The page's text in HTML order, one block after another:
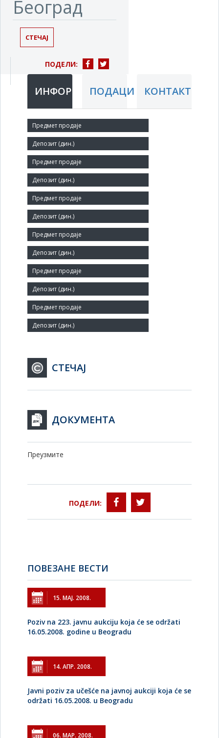
Београд
СТЕЧАЈ
ПОДЕЛИ:
ИНФОРМАЦИЈЕПОДАЦИ КОНТАКТ
Краћи назив:
INEKS SECURITY INTERNATIONAL BUSINESS
Правни статус:
ДОО
Делатност:
Услуге система обезбеђења
Матични број:
17074881
Број запослених:
Заступник:
СТЕЧАЈ
ДОКУМЕНТА
Преузмите
ПОДЕЛИ:
ПОВЕЗАНЕ ВЕСТИ
15. МАЈ. 2008.
Poziv na 223. javnu aukciju koja će se održati
16.05.2008. godine u Beogradu
14. АПР. 2008.
Javni poziv za učešće na javnoj aukciji koja će se
održati 16.05.2008. u Beogradu
06. МАР. 2008.